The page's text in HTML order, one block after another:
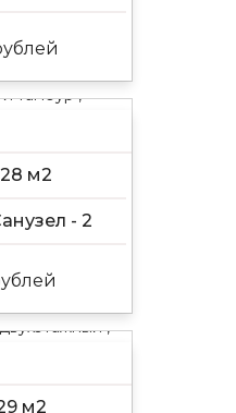
тамбур ,
крыша
м2
- 2
,
м2